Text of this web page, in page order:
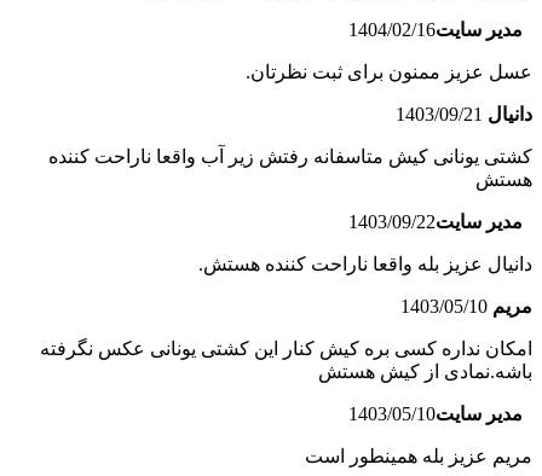
مدیر سایت1404/02/16
عسل عزیز ممنون برای ثبت نظرتان.
دانیال 1403/09/21
کشتی یونانی کیش متاسفانه رفتش زیر آب واقعا ناراحت کننده
هستش
مدیر سایت1403/09/22
دانیال عزیز بله واقعا ناراحت کننده هستش.
مریم 1403/05/10
امکان نداره کسی بره کیش کنار این کشتی یونانی عکس نگرفته
باشه.نمادی از کیش هستش
مدیر سایت1403/05/10
مریم عزیز بله همینطور است